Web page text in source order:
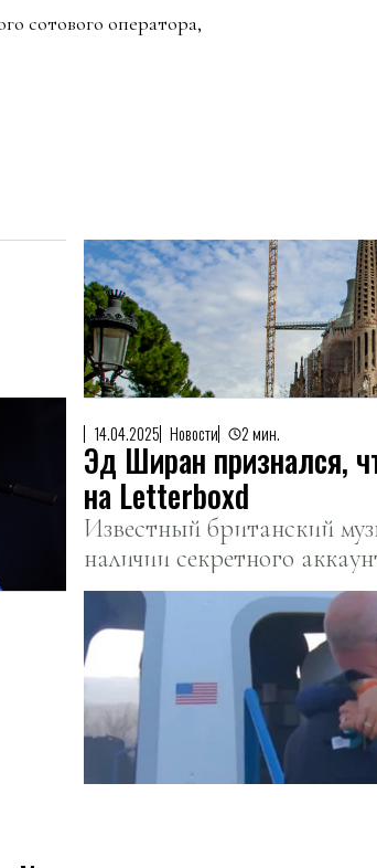
сотового оператора,
14.04.2025 Новости 2 мин.
Эд Ширан признался,
на Letterboxd
Известный британский
наличии секретного
где он делится своими
фильмах